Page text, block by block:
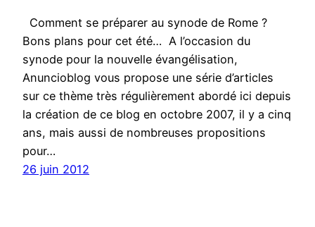
Comment se préparer au synode de Rome ?
Bons plans pour cet été… A l’occasion du
synode pour la nouvelle évangélisation,
Anuncioblog vous propose une série d’articles
sur ce thème très régulièrement abordé ici depuis
la création de ce blog en octobre 2007, il y a cinq
ans, mais aussi de nombreuses propositions
pour…
26 juin 2012